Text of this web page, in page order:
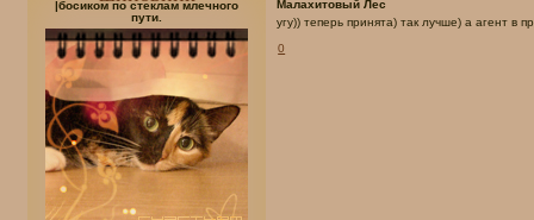
|босиком по стеклам млечного
пути.
Малахитовый Лес
угу)) теперь принята) так лучше) а агент в
0